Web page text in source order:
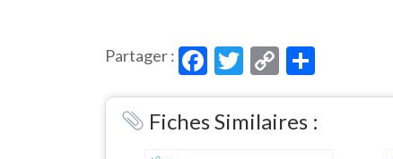
Partager : Facebook
Twitter
Copy
Link
Fiches Similaires :